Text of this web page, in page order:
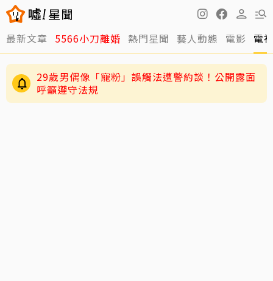
最新文章 5566小刀離婚 熱門星聞 藝人動態 電影 電
29歲男偶像「寵粉」誤觸法遭警約談！公開露面
呼籲遵守法規